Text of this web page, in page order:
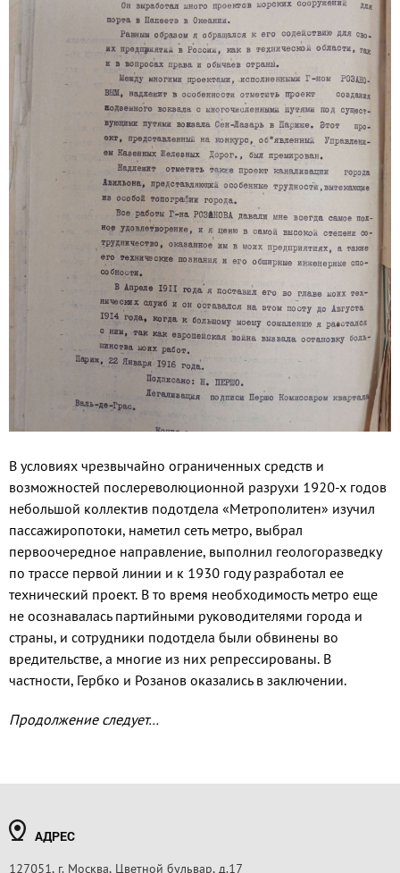
В условиях чрезвычайно ограниченных средств и
возможностей послереволюционной разрухи 1920-х годов
небольшой коллектив подотдела «Метрополитен» изучил
пассажиропотоки, наметил сеть метро, выбрал
первоочередное направление, выполнил геологоразведку
по трассе первой линии и к 1930 году разработал ее
технический проект. В то время необходимость метро еще
не осознавалась партийными руководителями города и
страны, и сотрудники подотдела были обвинены во
вредительстве, а многие из них репрессированы. В
частности, Гербко и Розанов оказались в заключении.
Продолжение следует…
АДРЕС
127051, г. Москва, Цветной бульвар, д.17